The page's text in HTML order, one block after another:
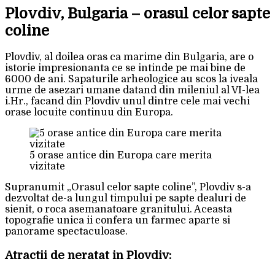
Plovdiv, Bulgaria – orasul celor sapte
coline
Plovdiv, al doilea oras ca marime din Bulgaria, are o
istorie impresionanta ce se intinde pe mai bine de
6000 de ani. Sapaturile arheologice au scos la iveala
urme de asezari umane datand din mileniul al VI-lea
i.Hr., facand din Plovdiv unul dintre cele mai vechi
orase locuite continuu din Europa.
5 orase antice din Europa care merita
vizitate
Supranumit „Orasul celor sapte coline”, Plovdiv s-a
dezvoltat de-a lungul timpului pe sapte dealuri de
sienit, o roca asemanatoare granitului. Aceasta
topografie unica ii confera un farmec aparte si
panorame spectaculoase.
Atractii de neratat in Plovdiv: